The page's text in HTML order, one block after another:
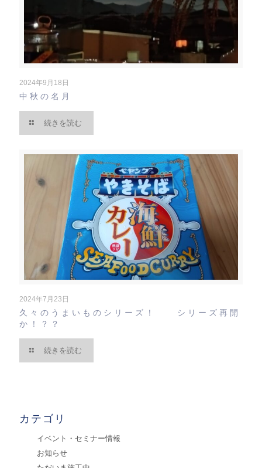
2024年9月18日
中秋の名月
続きを読む
2024年7月23日
久々のうまいものシリーズ！ シリーズ再開
か！？？
続きを読む
カテゴリ
イベント・セミナー情報
お知らせ